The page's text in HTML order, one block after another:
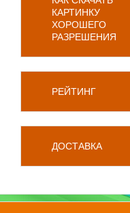
КАРТИНКУ
ХОРОШЕГО
РАЗРЕШЕНИЯ
РЕЙТИНГ
ДОСТАВКА